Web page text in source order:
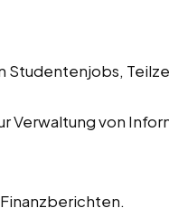
Studentenjobs,
Verwaltung von